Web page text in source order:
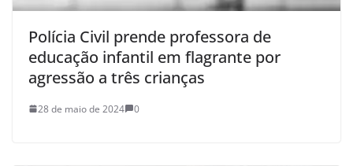
Polícia Civil prende professora de
educação infantil em flagrante por
agressão a três crianças
28 de maio de 2024 0